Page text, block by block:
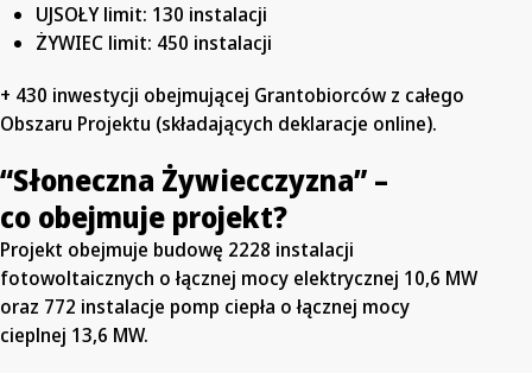
UJSOŁY limit: 130 instalacji
ŻYWIEC limit: 450 instalacji
+ 430 inwestycji obejmującej Grantobiorców z całego
Obszaru Projektu (składających deklaracje online).
“Słoneczna Żywiecczyzna” –
co obejmuje projekt?
Projekt obejmuje budowę 2228 instalacji
fotowoltaicznych o łącznej mocy elektrycznej 10,6 MW
oraz 772 instalacje pomp ciepła o łącznej mocy
cieplnej 13,6 MW.